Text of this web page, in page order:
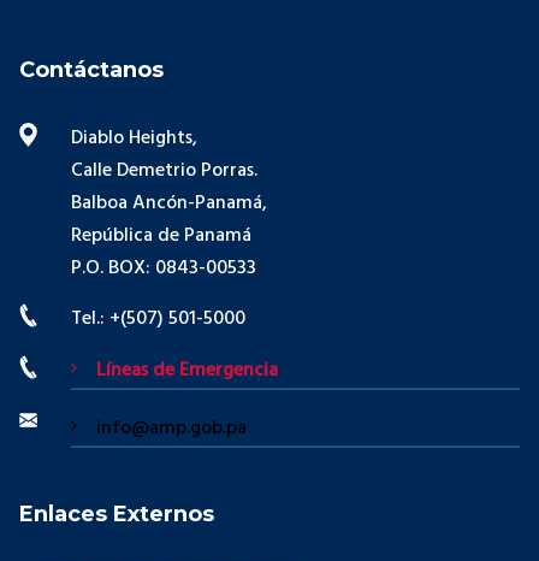
Contáctanos
Diablo Heights,
Calle Demetrio Porras.
Balboa Ancón-Panamá,
República de Panamá
P.O. BOX: 0843-00533
Tel.: +(507) 501-5000
Líneas de Emergencia
info@amp.gob.pa
Enlaces Externos